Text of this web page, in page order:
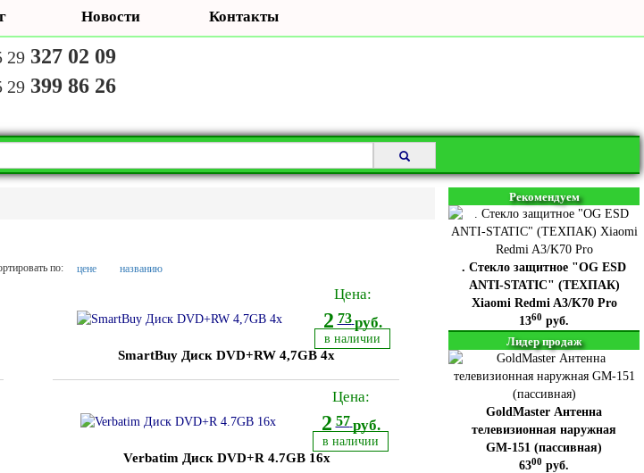
Новости Контакты
29 327 02 09
29 399 86 26
по: цене названию
Цена:
2 73руб.
в наличии
SmartBuy Диск DVD+RW 4,7GB 4x
Цена:
2 57руб.
в наличии
Verbatim Диск DVD+R 4.7GB 16x
Рекомендуем
. Стекло защитное "OG ESD
ANTI-STATIC" (ТЕХПАК)
Xiaomi Redmi A3/K70 Pro
1360 руб.
Лидер продаж
GoldMaster Антенна
телевизионная наружная
GM-151 (пассивная)
6300 руб.